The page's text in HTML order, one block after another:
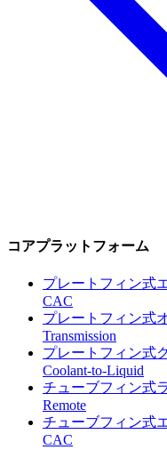
コアプラットフォーム
プレートフィン式
CAC
プレートフィン式
Transmission
プレートフィン式
Coolant-to-Liquid
チューブフィン式
Remote
チューブフィン式
CAC